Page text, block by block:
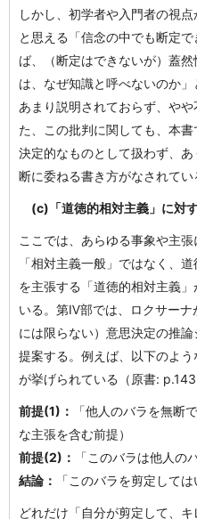
しかし、初学者や入門者の視
と思える「信念の中でも断定
ば、（断定はできないが）蓋
は、なぜ知識と呼べないのか
あまり説明されておらず、や
た、この批判に関しても、本
決定的なものとして扱わず、
断に委ねる書き方がなされてい
(c)「道徳的相対主義」に対
ここでは、あらゆる事象や主
「相対主義一般」ではなく、
を主張する「道徳的相対主義
いる。第Ⅳ部では、ロクサーナ
には限らない）意思決定の推
提案する。例えば、以下のよ
が挙げられている（原書:
前提(1)：
「他人のバラを無断
な主張を含む前提）
前提(2)：
「このバラは他人の
結論：
「このバラを剪定しては
どれだけ「自分が剪定して、